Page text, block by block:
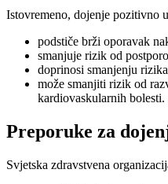
Istovremeno, dojenje pozitivno
podstiče brži oporavak
smanjuje rizik od
doprinosi smanjenju
može smanjiti rizik od
kardiovaskularnih bolesti.
Preporuke za
Svjetska zdravstvena